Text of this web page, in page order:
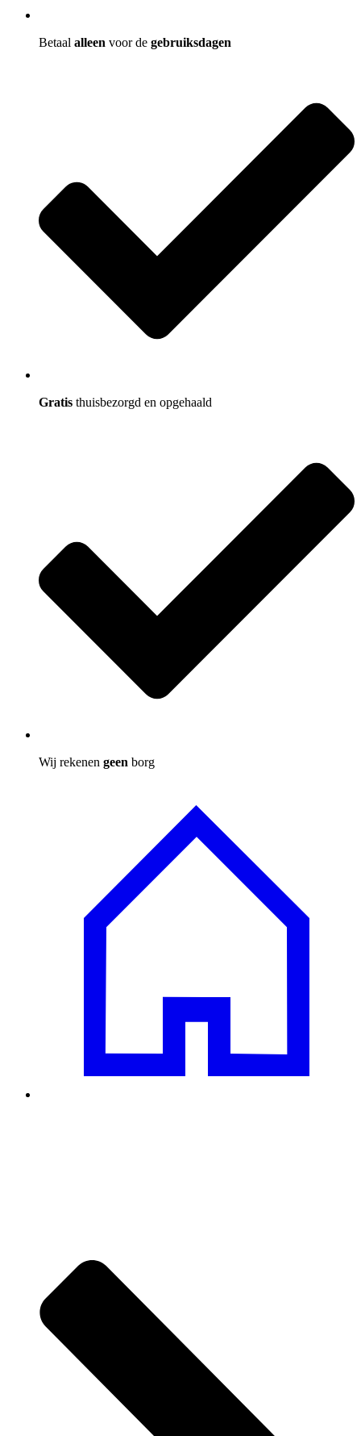
Betaal alleen voor de gebruiksdagen
Gratis thuisbezorgd en opgehaald
Wij rekenen geen borg